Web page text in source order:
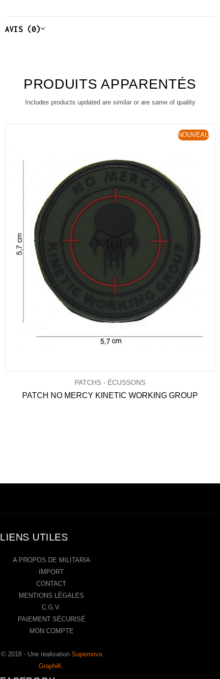
AVIS (0)
PRODUITS APPARENTÉS
Includes products updated are similar or are same of quality
NOUVEAU
PATCHS - ÉCUSSONS
PATCH NO MERCY KINETIC WORKING GROUP
LIENS UTILES
A PROPOS DE MILITARIA
IMPORT
CONTACT
MENTIONS LÉGALES
C.G.V.
PAIEMENT SÉCURISÉ
MON COMPTE
© 2018 - Une réalisation Supernova
GraphiK